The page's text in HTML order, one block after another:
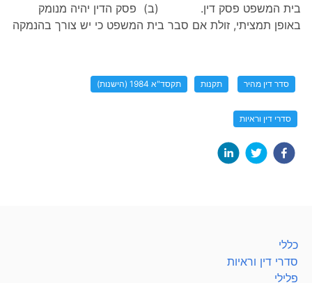
בית המשפט פסק דין. (ב) פסק הדין יהיה מנומק
באופן תמציתי, זולת אם סבר בית המשפט כי יש צורך בהנמקה
סדר דין מהיר תקנות תקסד"א 1984 (הישנות)
סדרי דין וראיות
כללי
סדרי דין וראיות
פלילי